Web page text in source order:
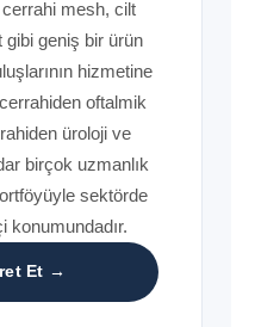
mesh, cilt
gibi geniş bir ürün
hizmetine
oftalmik
üroloji ve
birçok uzmanlık
sektörde
konumundadır.
Et →